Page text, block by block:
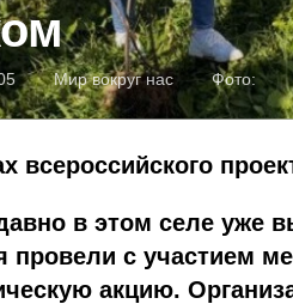
Мир вокруг нас Фото:
всероссийского
в этом селе уже
провели с участием
акцию.